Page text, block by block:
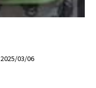
2025/03/06